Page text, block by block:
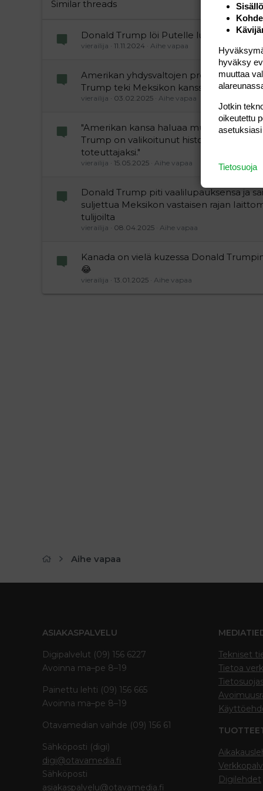
Similar threads
Donald Trump löi Putelle luun kurkkuun
vierailija 11.11.2024 Aihe vapaa
Amerikan yhdysvaltojen presidentti
Trump teki Meksikon kanssa diilin
vierailija 03.02.2025 Aihe vapaa
"Amerikan kansa haluaa muutosta.
Trump on valikoitunut historiallisen
toteuttajaksi."
vierailija 15.05.2025 Aihe vapaa
Donald Trump piti vaalilupauksensa ja sai
suljettua Meksikon vastaisen rajan
tulijoilta
vierailija 08.04.2025 Aihe vapaa
Kanada on vielä kuzessa Donald
😂
vierailija 13.01.2025 Aihe vapaa
Aihe vapaa
ASIAKASPALVELU
Digipalvelut (09) 156 6227
Avoinna ma–pe 8–19
Painettu lehti (09) 156 665
Avoinna ma–pe 8–19
Otavamedian vaihde (09) 156 61
Sähköposti (digi)
digi@otavamedia.fi
Sähköposti
asiakaspalvelu@otavamedia.fi
Tekniset
Tietoa
Digilehdet
hyväksy
muuttaa
Jotkin
oikeutettu
Tietosuoja